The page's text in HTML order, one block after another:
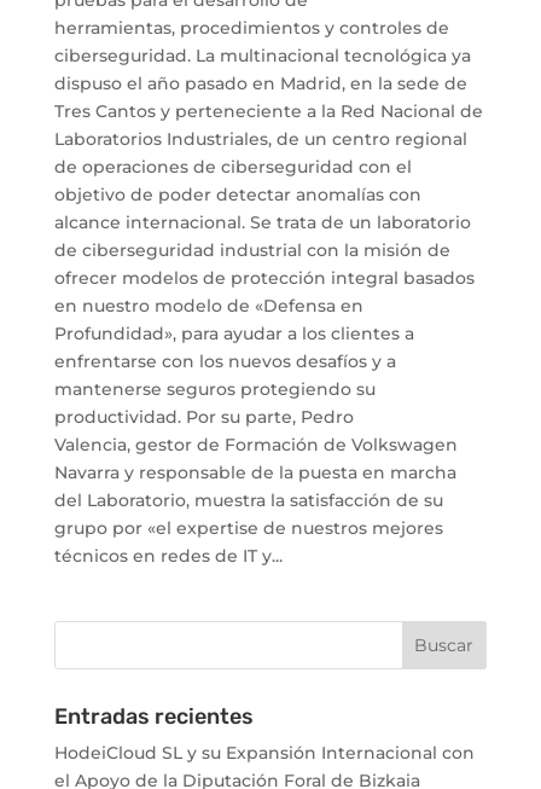
herramientas, procedimientos y controles de
ciberseguridad. La multinacional tecnológica ya
dispuso el año pasado en Madrid, en la sede de
Tres Cantos y perteneciente a la Red Nacional de
Laboratorios Industriales, de un centro regional
de operaciones de ciberseguridad con el
objetivo de poder detectar anomalías con
alcance internacional. Se trata de un laboratorio
de ciberseguridad industrial con la misión de
ofrecer modelos de protección integral basados
en nuestro modelo de «Defensa en
Profundidad», para ayudar a los clientes a
enfrentarse con los nuevos desafíos y a
mantenerse seguros protegiendo su
productividad. Por su parte, Pedro
Valencia, gestor de Formación de Volkswagen
Navarra y responsable de la puesta en marcha
del Laboratorio, muestra la satisfacción de su
grupo por «el expertise de nuestros mejores
técnicos en redes de IT y...
Entradas recientes
HodeiCloud SL y su Expansión Internacional con
el Apoyo de la Diputación Foral de Bizkaia